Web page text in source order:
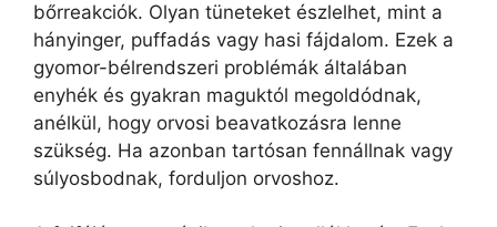
bőrreakciók. Olyan tüneteket észlelhet, mint a
hányinger, puffadás vagy hasi fájdalom. Ezek a
gyomor-bélrendszeri problémák általában
enyhék és gyakran maguktól megoldódnak,
anélkül, hogy orvosi beavatkozásra lenne
szükség. Ha azonban tartósan fennállnak vagy
súlyosbodnak, forduljon orvoshoz.